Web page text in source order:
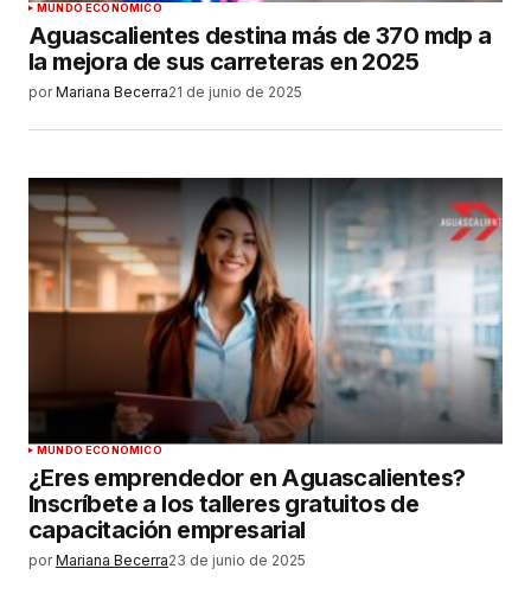
MUNDO ECONÓMICO
Aguascalientes destina más de 370 mdp a
la mejora de sus carreteras en 2025
por Mariana Becerra21 de junio de 2025
MUNDO ECONÓMICO
¿Eres emprendedor en Aguascalientes?
Inscríbete a los talleres gratuitos de
capacitación empresarial
por Mariana Becerra23 de junio de 2025